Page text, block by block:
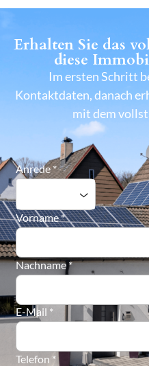
Erhalten Sie das
diese
Im ersten Schritt
Kontaktdaten, danach
mit dem
Anrede*
Vorname*
Nachname*
E-Mail *
Telefon *